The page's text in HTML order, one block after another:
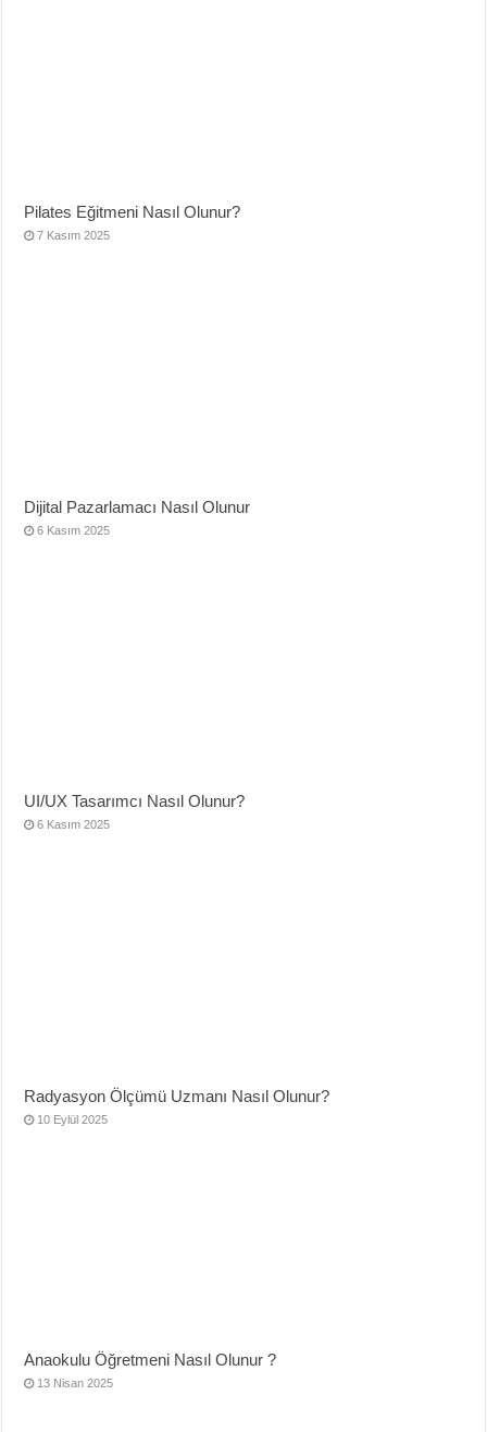
Pilates Eğitmeni Nasıl Olunur?
7 Kasım 2025
Dijital Pazarlamacı Nasıl Olunur
6 Kasım 2025
UI/UX Tasarımcı Nasıl Olunur?
6 Kasım 2025
Radyasyon Ölçümü Uzmanı Nasıl Olunur?
10 Eylül 2025
Anaokulu Öğretmeni Nasıl Olunur ?
13 Nisan 2025